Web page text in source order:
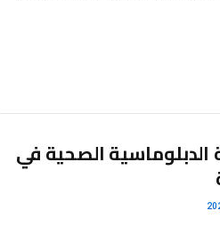
الصحية في